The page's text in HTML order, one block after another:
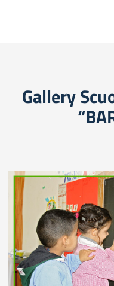
Gallery